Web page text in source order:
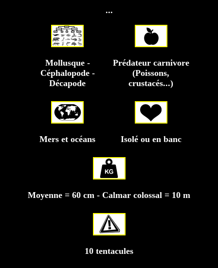
...
Mollusque -
Céphalopode -
Décapode
Prédateur carnivore
(Poissons,
crustacés...)
Mers et océans Isolé ou en banc
Moyenne = 60 cm - Calmar colossal = 10 m
10 tentacules